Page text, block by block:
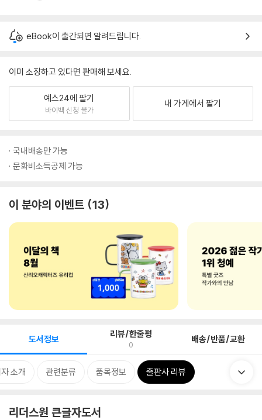
eBook이 출간되면 알려드립니다.
이미 소장하고 있다면 판매해 보세요.
예스24에 팔기
바이백 신청 불가
내 가게에서 팔기
국내배송만 가능
문화비소득공제 가능
이 분야의 이벤트 13
도서정보 리뷰/한줄평
0 배송/반품/교환
소개 관련분류 품목정보 출판사 리뷰
리더스원 큰글자도서